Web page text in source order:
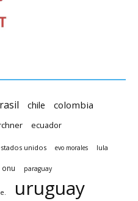
chile colombia
ecuador
unidos evo morales lula
onu paraguay
uruguay